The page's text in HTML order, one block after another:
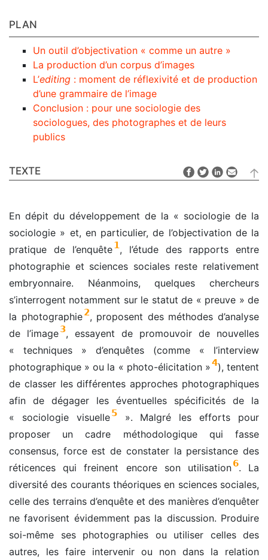
PLAN
Un outil d’objectivation « comme un autre »
La production d’un corpus d’images
L’editing : moment de réflexivité et de production
d’une grammaire de l’image
Conclusion : pour une sociologie des
sociologues, des photographes et de leurs
publics
TEXTE
En dépit du développement de la « sociologie de la
sociologie » et, en particulier, de l’objectivation de la
pratique de l’enquête1, l’étude des rapports entre
photographie et sciences sociales reste relativement
embryonnaire. Néanmoins, quelques chercheurs
s’interrogent notamment sur le statut de « preuve » de
la photographie2, proposent des méthodes d’analyse
de l’image3, essayent de promouvoir de nouvelles
« techniques » d’enquêtes (comme « l’interview
photographique » ou la « photo-élicitation »4), tentent
de classer les différentes approches photographiques
afin de dégager les éventuelles spécificités de la
« sociologie visuelle5». Malgré les efforts pour
proposer un cadre méthodologique qui fasse
consensus, force est de constater la persistance des
réticences qui freinent encore son utilisation6. La
diversité des courants théoriques en sciences sociales,
celle des terrains d’enquête et des manières d’enquêter
ne favorisent évidemment pas la discussion. Produire
soi-même ses photographies ou utiliser celles des
autres, les faire intervenir ou non dans la relation